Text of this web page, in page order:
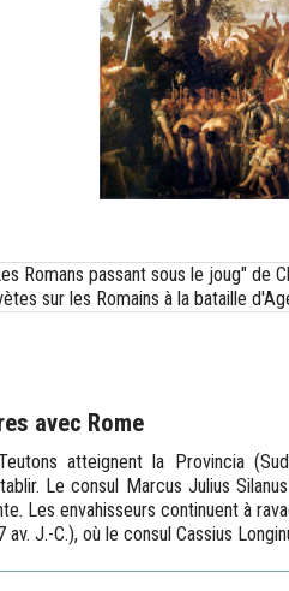
Romans passant sous le joug" de
sur les Romains à la bataille
avec Rome
atteignent la Provincia
Le consul Marcus Julius
Les envahisseurs continuent à
J.-C.), où le consul Cassius